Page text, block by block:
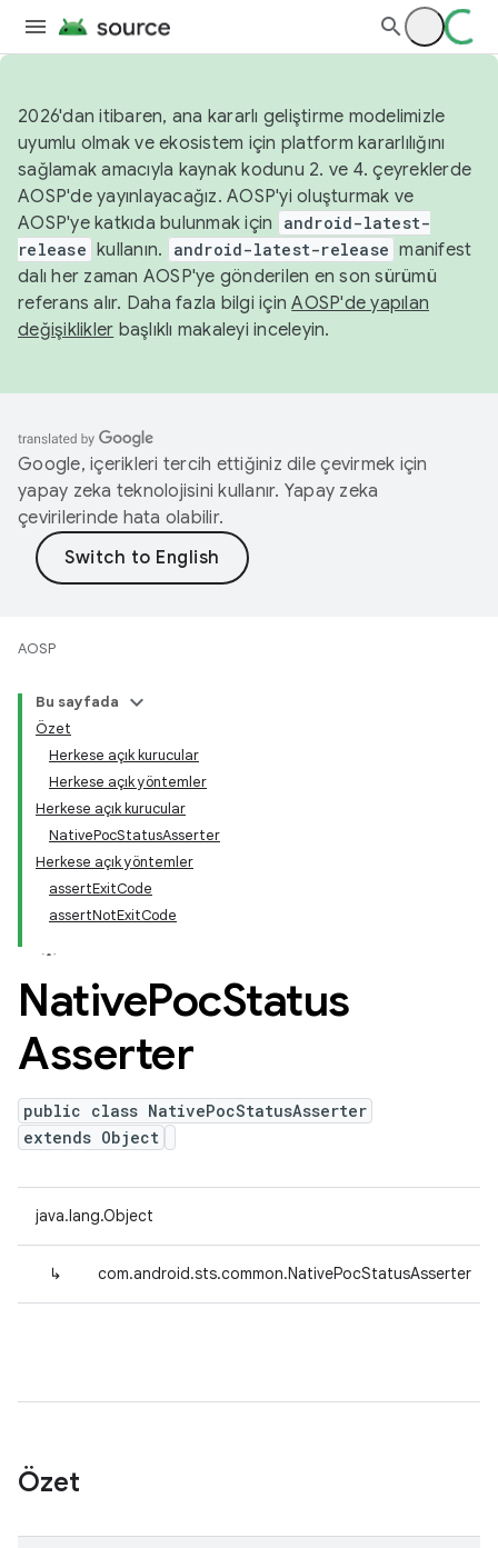
2026'dan itibaren, ana kararlı geliştirme modelimizle
uyumlu olmak ve ekosistem için platform kararlılığını
sağlamak amacıyla kaynak kodunu 2. ve 4. çeyreklerde
AOSP'de yayınlayacağız. AOSP'yi oluşturmak ve
AOSP'ye katkıda bulunmak için
android-latest-
release kullanın. android-latest-release manifest
dalı her zaman AOSP'ye gönderilen en son sürümü
referans alır. Daha fazla bilgi içinAOSP'de yapılan
değişiklikler başlıklı makaleyi inceleyin.
Google, içerikleri tercih ettiğiniz dile çevirmek için
yapay zeka teknolojisini kullanır. Yapay zeka
çevirilerinde hata olabilir.
AOSP
Bu sayfada
Özet
Herkese açık kurucular
Herkese açık yöntemler
Herkese açık kurucular
NativePocStatusAsserter
Herkese açık yöntemler
assertExitCode
assertNotExitCode
NativePocStatus
Asserter
public class NativePocStatusAsserter
extends Object
java.lang.Object
↳ com.android.sts.common.NativePocStatusAsserter
Özet